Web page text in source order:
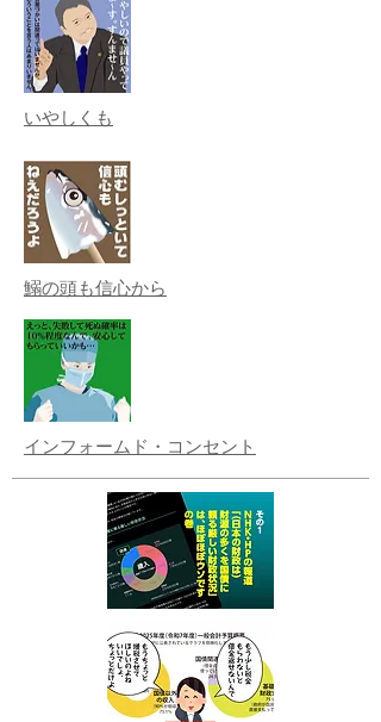
いやしくも
鰯の頭も信心から
インフォームド・コンセント